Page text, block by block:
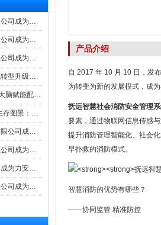
可欣可益电气科技有限公司成为力安电易云战略合作伙伴，共创智能配电新未来
河北品致电气科技有限公司成为力安电易云战略合作伙伴，共创智能配电新未来
河南天力电气设备有限公司成为力安电易云战略合作伙伴，共创智能配电新未来
配电柜制造企业智能化转型升级研讨会在力安成功举办
GD100智能配电柜 AI 大脑赋能配电柜制造企业高压一键顺控！
2026配电柜制造企业生存图景：市场、政策与智能化转型路径
甘肃凯瑞达电气设备有限公司成为电易云战略合作伙伴，共创智能配电新未来
云南成熙电气科技有限公司成为力安电易云战略合作伙伴，共创智能配电新未来
河南古博电气有限公司成为力安电易云战略合作伙伴，共创智能配电新未来！
河南西屋成套设备有限公司成为力安电易云战略合作伙伴，共创智能配电新未来
产品介绍
自 2017 年 10 月 10 日，发
为转变为新的发展模式，成
抚远智慧社会消防安全管理
要素，通过物联网信息传感
提升消防管理智能化、社会
早扑救的消防模式。
智慧消防的优势有哪些？
——协同监管 精准防控